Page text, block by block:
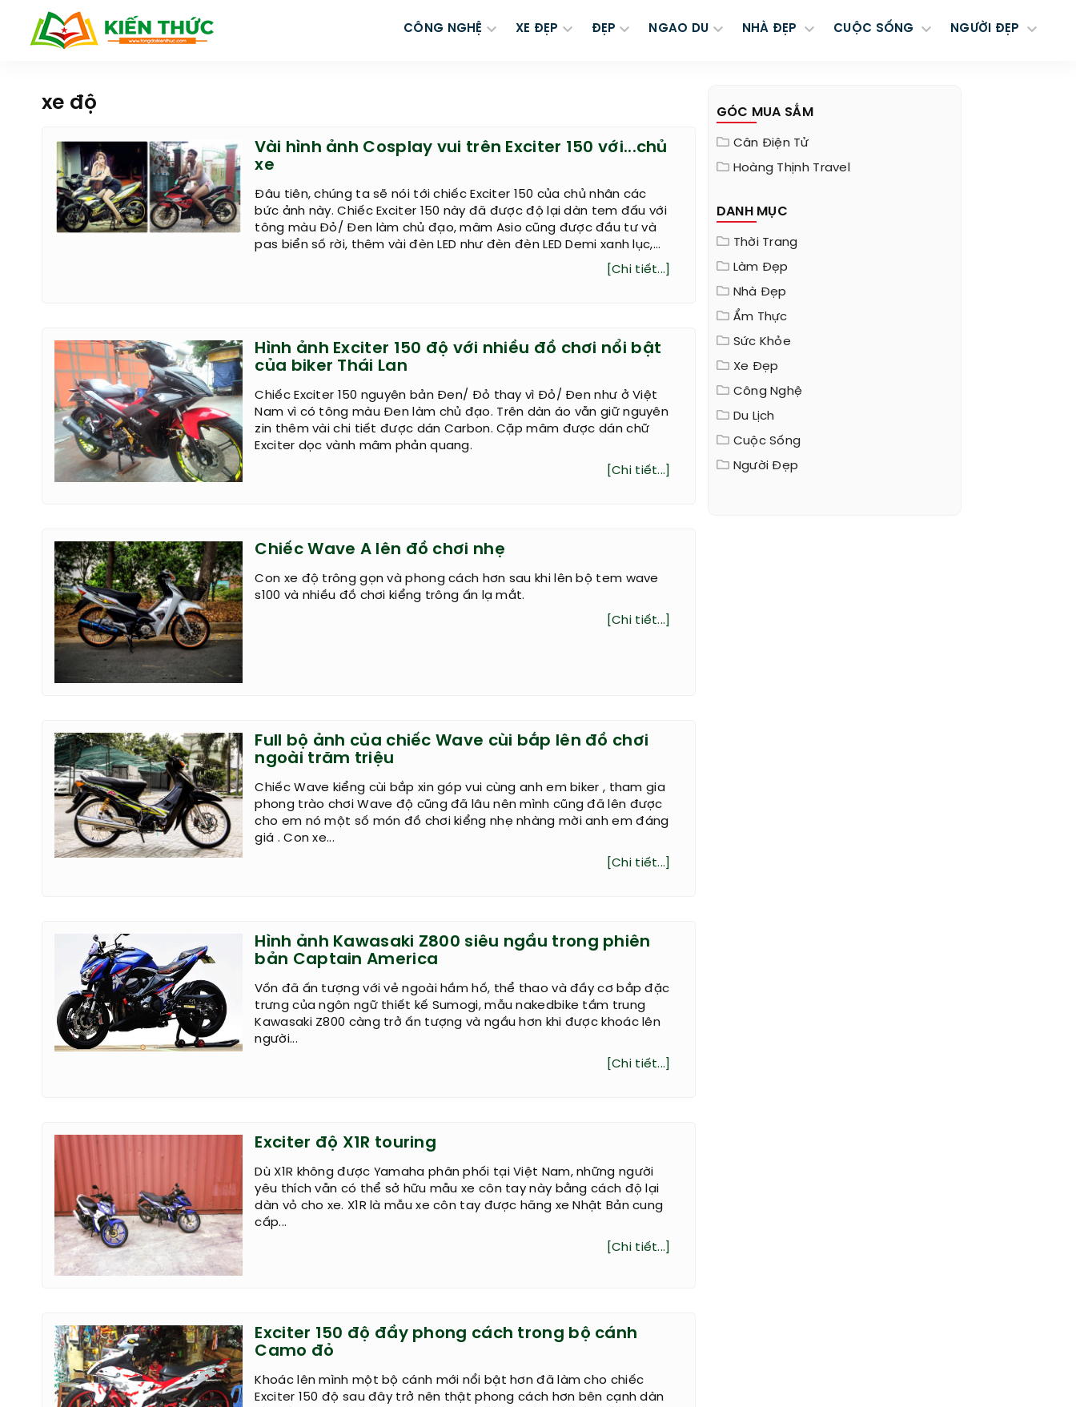
CÔNG NGHỆ XE ĐẸP ĐẸP NGAO DU NHÀ ĐẸP CUỘC SỐNG NGƯỜI ĐẸP
xe độ
Vài hình ảnh Cosplay vui trên Exciter 150 với...chủ
xe
Đâu tiên, chúng ta sẽ nói tới chiếc Exciter 150 của chủ nhân các
bức ảnh này. Chiếc Exciter 150 này đã được độ lại dàn tem đấu với
tông màu Đỏ/ Đen làm chủ đạo, mâm Asio cũng được đầu tư và
pas biển số rời, thêm vài đèn LED như đèn đèn LED Demi xanh lục,...
[Chi tiết...]
Hình ảnh Exciter 150 độ với nhiều đồ chơi nổi bật
của biker Thái Lan
Chiếc Exciter 150 nguyên bản Đen/ Đỏ thay vì Đỏ/ Đen như ở Việt
Nam vì có tông màu Đen làm chủ đạo. Trên dàn áo vẫn giữ nguyên
zin thêm vài chi tiết được dán Carbon. Cặp mâm được dán chữ
Exciter dọc vành mâm phản quang.
[Chi tiết...]
Chiếc Wave A lên đồ chơi nhẹ
Con xe độ trông gọn và phong cách hơn sau khi lên bộ tem wave
s100 và nhiều đồ chơi kiểng trông ấn lạ mắt.
[Chi tiết...]
Full bộ ảnh của chiếc Wave cùi bắp lên đồ chơi
ngoài trăm triệu
Chiếc Wave kiểng cùi bắp xin góp vui cùng anh em biker , tham gia
phong trào chơi Wave độ cũng đã lâu nên mình cũng đã lên được
cho em nó một số món đồ chơi kiểng nhẹ nhàng mời anh em đáng
giá . Con xe...
[Chi tiết...]
Hình ảnh Kawasaki Z800 siêu ngầu trong phiên
bản Captain America
Vốn đã ấn tượng với vẻ ngoài hầm hố, thể thao và đầy cơ bắp đặc
trưng của ngôn ngữ thiết kế Sumogi, mẫu nakedbike tầm trung
Kawasaki Z800 càng trở ấn tượng và ngầu hơn khi được khoác lên
người...
[Chi tiết...]
Exciter độ X1R touring
Dù X1R không được Yamaha phân phối tại Việt Nam, những người
yêu thích vẫn có thể sở hữu mẫu xe côn tay này bằng cách độ lại
dàn vỏ cho xe. X1R là mẫu xe côn tay được hãng xe Nhật Bản cung
cấp...
[Chi tiết...]
Exciter 150 độ đầy phong cách trong bộ cánh
Camo đỏ
Khoác lên mình một bộ cánh mới nổi bật hơn đã làm cho chiếc
Exciter 150 độ sau đây trở nên thật phong cách hơn bên cạnh dàn
GÓC MUA SẮM
Cân Điện Tử
Hoàng Thịnh Travel
DANH MỤC
Thời Trang
Làm Đẹp
Nhà Đẹp
Ẩm Thực
Sức Khỏe
Xe Đẹp
Công Nghệ
Du Lịch
Cuộc Sống
Người Đẹp